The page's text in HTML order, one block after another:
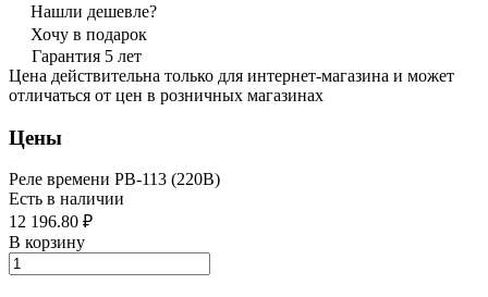
Нашли дешевле?
Хочу в подарок
Гарантия 5 лет
Цена действительна только для интернет-магазина и может
отличаться от цен в розничных магазинах
Цены
Реле времени РВ-113 (220В)
Есть в наличии
12 196.80 ₽
В корзину